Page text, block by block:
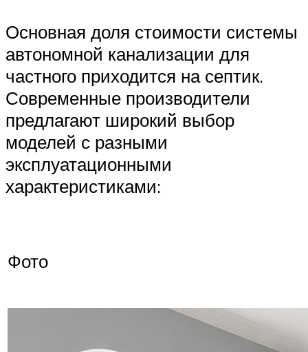
Основная доля стоимости системы
автономной канализации для
частного приходится на септик.
Современные производители
предлагают широкий выбор
моделей с разными
эксплуатационными
характеристиками:
Фото